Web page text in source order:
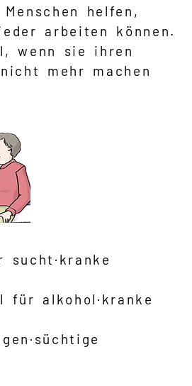
helfen,
arbeiten können.
wenn sie ihren
mehr machen
sucht·kranke
für alkohol·kranke